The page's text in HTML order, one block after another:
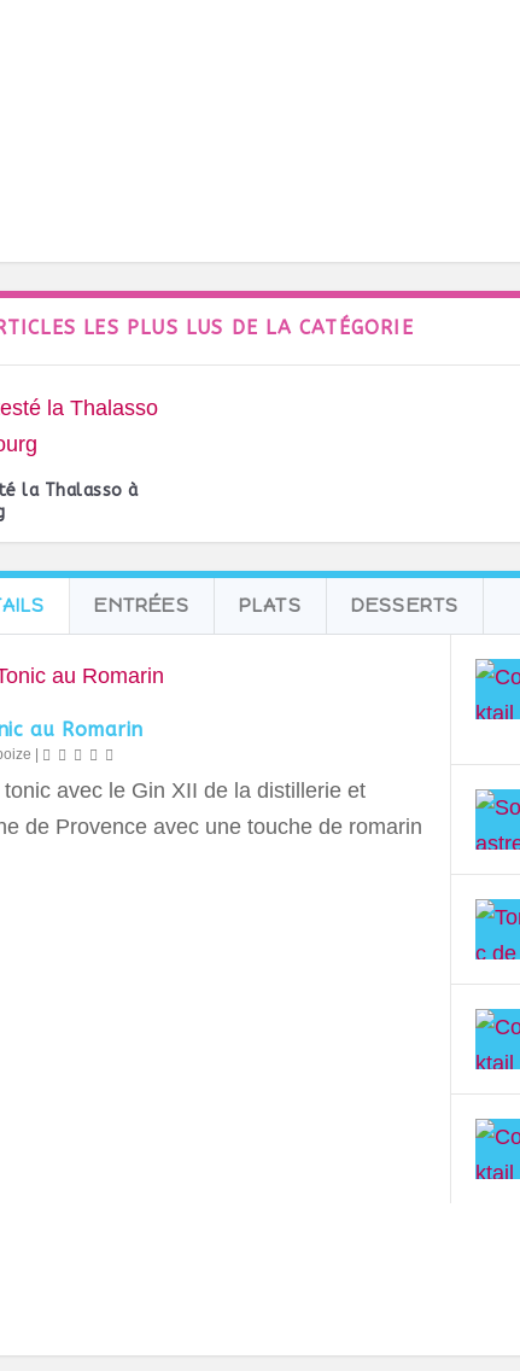
LES PLUS LUS DE LA CATÉGORIE
la Thalasso à
ENTRÉES PLATS DESSERTS
au Romarin
tonic avec le Gin XII de la distillerie et
de Provence avec une touche de romarin